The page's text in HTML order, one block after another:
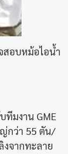
สอบหม้อไอน้ำ
ทีมงาน GME
กว่า 55 ตัน/
งจากทะลาย